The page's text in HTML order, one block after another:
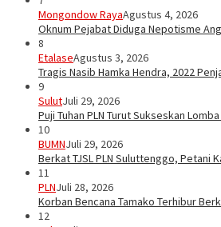
Mongondow RayaAgustus 4, 2026
Oknum Pejabat Diduga Nepotisme
8
EtalaseAgustus 3, 2026
Tragis Nasib Hamka Hendra, 2022
9
SulutJuli 29, 2026
Puji Tuhan PLN Turut Sukseskan
10
BUMNJuli 29, 2026
Berkat TJSL PLN Suluttenggo, Petani
11
PLNJuli 28, 2026
Korban Bencana Tamako Terhibur
12